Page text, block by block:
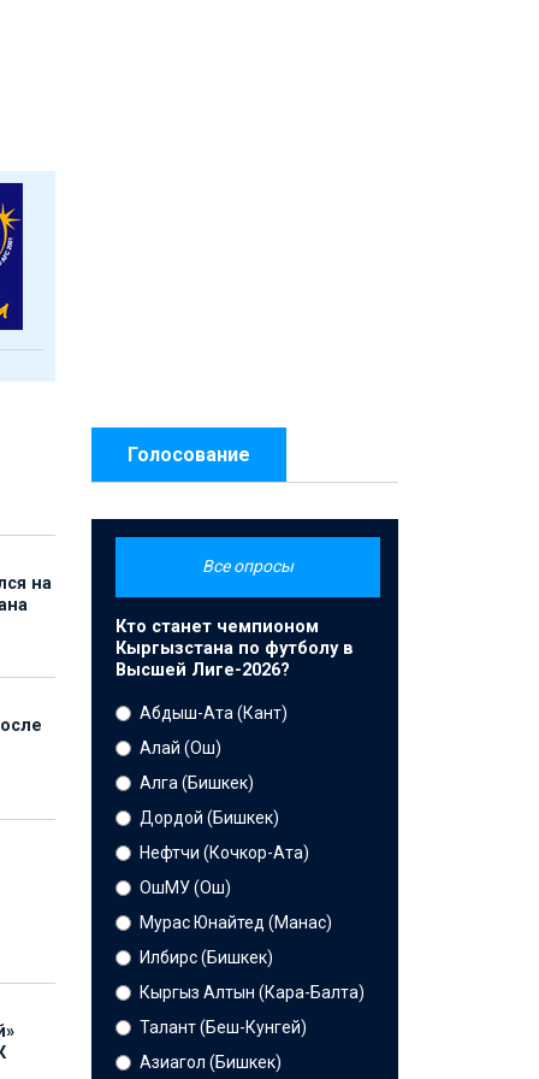
на
Голосование
Все опросы
Кто станет чемпионом
Кыргызстана по футболу в
Высшей Лиге-2026?
Абдыш-Ата (Кант)
Алай (Ош)
Алга (Бишкек)
Дордой (Бишкек)
Нефтчи (Кочкор-Ата)
ОшМУ (Ош)
Мурас Юнайтед (Манас)
Илбирс (Бишкек)
Кыргыз Алтын (Кара-Балта)
Талант (Беш-Кунгей)
Азиагол (Бишкек)